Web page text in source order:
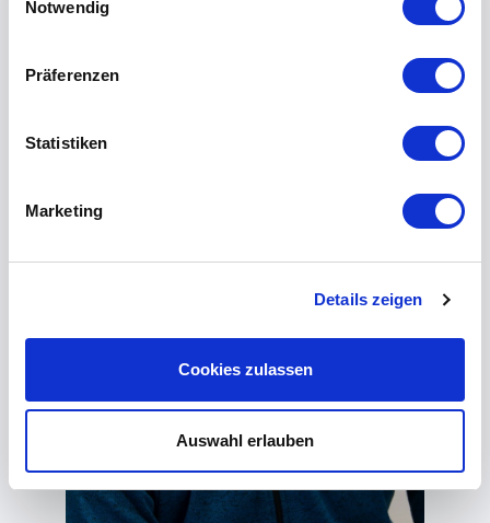
Notwendig
Präferenzen
Statistiken
Marketing
Details zeigen
Cookies zulassen
Auswahl erlauben